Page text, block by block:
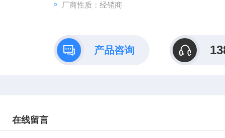
厂商性质：经销商
产品咨询
在线留言